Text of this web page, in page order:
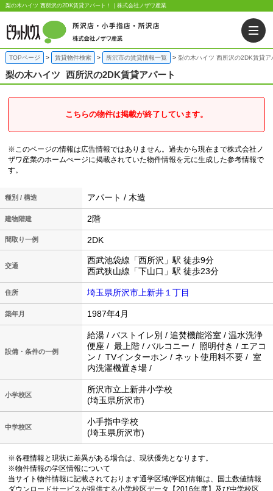
梨の木ハイツ 西所沢の2DK賃貸アパート！｜株式会社ノザワ産業
TOPページ 賃貸物件検索 所沢市の賃貸情報一覧 梨の木ハイツ 西所沢の2DK賃貸ア
梨の木ハイツ 西所沢の2DK賃貸アパート
こちらの物件は掲載が終了しています。
※このページの情報は広告情報ではありません。過去から現在まで株式会社ノ
ザワ産業のホームぺージに掲載されていた物件情報を元に生成した参考情報で
す。
種別 / 構造 アパート / 木造
建物階建 2階
間取り一例 2DK
交通
西武池袋線「西所沢」駅 徒歩9分
西武狭山線「下山口」駅 徒歩23分
住所 埼玉県所沢市上新井１丁目
築年月 1987年4月
設備・条件の一例
給湯 / バストイレ別 / 追焚機能浴室 / 温水洗浄
便座 / 最上階 / バルコニー / 照明付き / エアコ
ン / TVインターホン / ネット使用料不要 / 室
内洗濯機置き場 /
小学校区
所沢市立上新井小学校
(埼玉県所沢市)
中学校区
小手指中学校
(埼玉県所沢市)
※各種情報と現状に差異がある場合は、現状優先となります。
※物件情報の学区情報について
当サイト物件情報に記載されております通学区域(学区)情報は、国土数値情報
ダウンロードサービスが提供する小学校区データ【2016年度】及び中学校区